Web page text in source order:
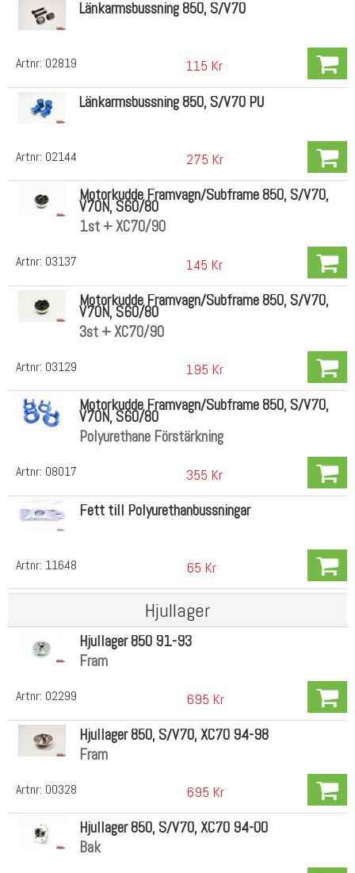
Artnr: 02819
Länkarmsbussning 850, S/V70
115 Kr
Artnr: 02144
Länkarmsbussning 850, S/V70 PU
275 Kr
Artnr: 03137
Motorkudde Framvagn/Subframe 850, S/V70,
V70N, S60/80
1st + XC70/90
145 Kr
Artnr: 03129
Motorkudde Framvagn/Subframe 850, S/V70,
V70N, S60/80
3st + XC70/90
195 Kr
Artnr: 08017
Motorkudde Framvagn/Subframe 850, S/V70,
V70N, S60/80
Polyurethane Förstärkning
355 Kr
Artnr: 11648
Fett till Polyurethanbussningar
65 Kr
Hjullager
Artnr: 02299
Hjullager 850 91-93
Fram
695 Kr
Artnr: 00328
Hjullager 850, S/V70, XC70 94-98
Fram
695 Kr
Hjullager 850, S/V70, XC70 94-00
Bak